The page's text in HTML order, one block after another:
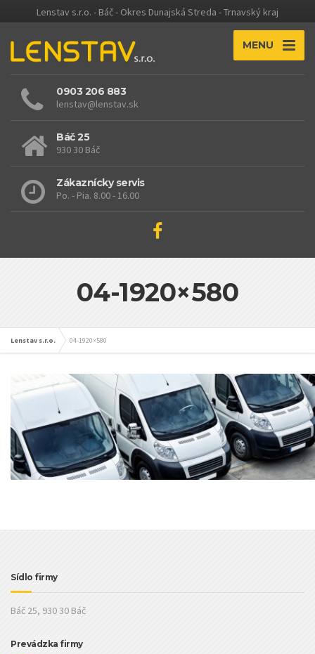
Lenstav s.r.o. - Báč - Okres Dunajská Streda - Trnavský kraj
MENU
0903 206 883
lenstav@lenstav.sk
Báč 25
930 30 Báč
Zákaznícky servis
Po. - Pia. 8.00 - 16.00
04-1920×580
Lenstav s.r.o. 04-1920×580
Sídlo firmy
Báč 25, 930 30 Báč
Prevádzka firmy